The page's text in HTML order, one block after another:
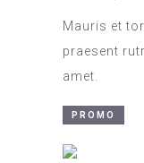
Mauris et
praesent
amet.
PROMO